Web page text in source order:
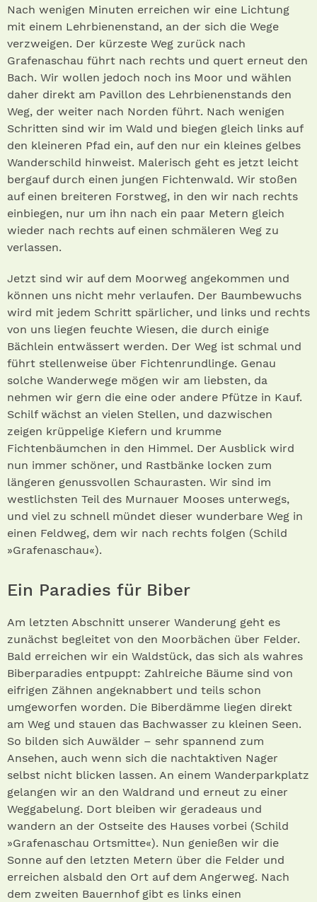
Nach wenigen Minuten erreichen wir eine Lichtung
mit einem Lehrbienenstand, an der sich die Wege
verzweigen. Der kürzeste Weg zurück nach
Grafenaschau führt nach rechts und quert erneut den
Bach. Wir wollen jedoch noch ins Moor und wählen
daher direkt am Pavillon des Lehrbienenstands den
Weg, der weiter nach Norden führt. Nach wenigen
Schritten sind wir im Wald und biegen gleich links auf
den kleineren Pfad ein, auf den nur ein kleines gelbes
Wanderschild hinweist. Malerisch geht es jetzt leicht
bergauf durch einen jungen Fichtenwald. Wir stoßen
auf einen breiteren Forstweg, in den wir nach rechts
einbiegen, nur um ihn nach ein paar Metern gleich
wieder nach rechts auf einen schmäleren Weg zu
verlassen.
Jetzt sind wir auf dem Moorweg angekommen und
können uns nicht mehr verlaufen. Der Baumbewuchs
wird mit jedem Schritt spärlicher, und links und rechts
von uns liegen feuchte Wiesen, die durch einige
Bächlein entwässert werden. Der Weg ist schmal und
führt stellenweise über Fichtenrundlinge. Genau
solche Wanderwege mögen wir am liebsten, da
nehmen wir gern die eine oder andere Pfütze in Kauf.
Schilf wächst an vielen Stellen, und dazwischen
zeigen krüppelige Kiefern und krumme
Fichtenbäumchen in den Himmel. Der Ausblick wird
nun immer schöner, und Rastbänke locken zum
längeren genussvollen Schaurasten. Wir sind im
westlichsten Teil des Murnauer Mooses unterwegs,
und viel zu schnell mündet dieser wunderbare Weg in
einen Feldweg, dem wir nach rechts folgen (Schild
»Grafenaschau«).
Ein Paradies für Biber
Am letzten Abschnitt unserer Wanderung geht es
zunächst begleitet von den Moorbächen über Felder.
Bald erreichen wir ein Waldstück, das sich als wahres
Biberparadies entpuppt: Zahlreiche Bäume sind von
eifrigen Zähnen angeknabbert und teils schon
umgeworfen worden. Die Biberdämme liegen direkt
am Weg und stauen das Bachwasser zu kleinen Seen.
So bilden sich Auwälder – sehr spannend zum
Ansehen, auch wenn sich die nachtaktiven Nager
selbst nicht blicken lassen. An einem Wanderparkplatz
gelangen wir an den Waldrand und erneut zu einer
Weggabelung. Dort bleiben wir geradeaus und
wandern an der Ostseite des Hauses vorbei (Schild
»Grafenaschau Ortsmitte«). Nun genießen wir die
Sonne auf den letzten Metern über die Felder und
erreichen alsbald den Ort auf dem Angerweg. Nach
dem zweiten Bauernhof gibt es links einen